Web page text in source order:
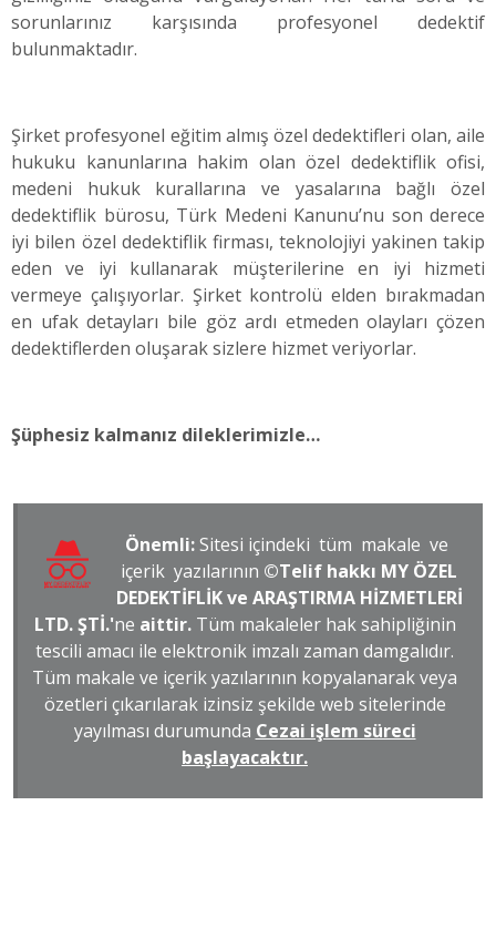
sorunlarınız karşısında profesyonel dedektif
bulunmaktadır.
Şirket profesyonel eğitim almış özel dedektifleri olan, aile
hukuku kanunlarına hakim olan özel dedektiflik ofisi,
medeni hukuk kurallarına ve yasalarına bağlı özel
dedektiflik bürosu, Türk Medeni Kanunu’nu son derece
iyi bilen özel dedektiflik firması, teknolojiyi yakinen takip
eden ve iyi kullanarak müşterilerine en iyi hizmeti
vermeye çalışıyorlar. Şirket kontrolü elden bırakmadan
en ufak detayları bile göz ardı etmeden olayları çözen
dedektiflerden oluşarak sizlere hizmet veriyorlar.
Şüphesiz kalmanız dileklerimizle…
Önemli:Sitesi içindeki tüm makale ve
içerik yazılarının ©Telif hakkı MY ÖZEL
DEDEKTİFLİK ve ARAŞTIRMA HİZMETLERİ
LTD. ŞTİ.'ne aittir. Tüm makaleler hak sahipliğinin
tescili amacı ile elektronik imzalı zaman damgalıdır.
Tüm makale ve içerik yazılarının kopyalanarak veya
özetleri çıkarılarak izinsiz şekilde web sitelerinde
yayılması durumunda Cezai işlem süreci
başlayacaktır.